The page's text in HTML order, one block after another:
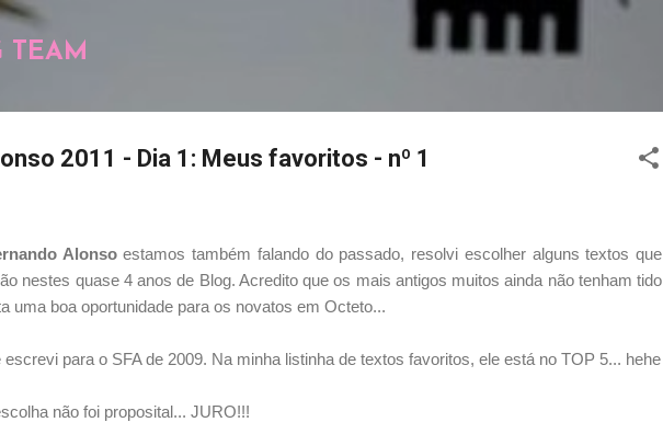
TEAM
2011 - Dia 1: Meus favoritos - nº 1
Alonsoestamos também falando do passado, resolvi escolher alguns textos que
nestes quase 4 anos de Blog. Acredito que os mais antigos muitos ainda não tenham tido
uma boa oportunidade para os novatos em Octeto...
para o SFA de 2009. Na minha listinha de textos favoritos, ele está no TOP 5... hehe
não foi proposital... JURO!!!